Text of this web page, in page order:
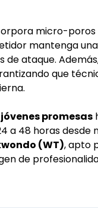
micro-poros
mantenga una
ataque.
que
promesas
a 48 horas desde
(WT), apto
de